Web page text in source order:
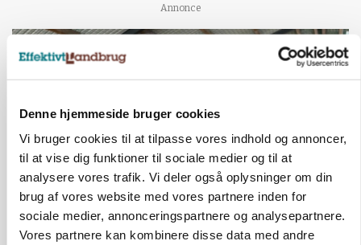
Denne hjemmeside bruger cookies
Vi bruger cookies til at tilpasse vores indhold og annoncer,
til at vise dig funktioner til sociale medier og til at
analysere vores trafik. Vi deler også oplysninger om din
brug af vores website med vores partnere inden for
sociale medier, annonceringspartnere og analysepartnere.
Vores partnere kan kombinere disse data med andre
Annonce
»Nu stopper I«: Landbrugsdebattør og